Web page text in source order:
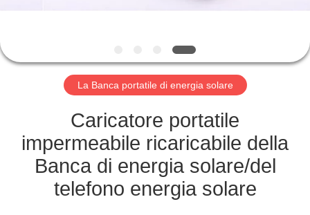
QUALITÀ
CONTATTICI
RICHIEDA
UNA
CITAZIONE
La Banca portatile di energia solare
Caricatore portatile
impermeabile ricaricabile della
Banca di energia solare/del
telefono energia solare